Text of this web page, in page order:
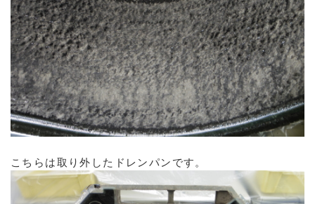
こちらは取り外したドレンパンです。